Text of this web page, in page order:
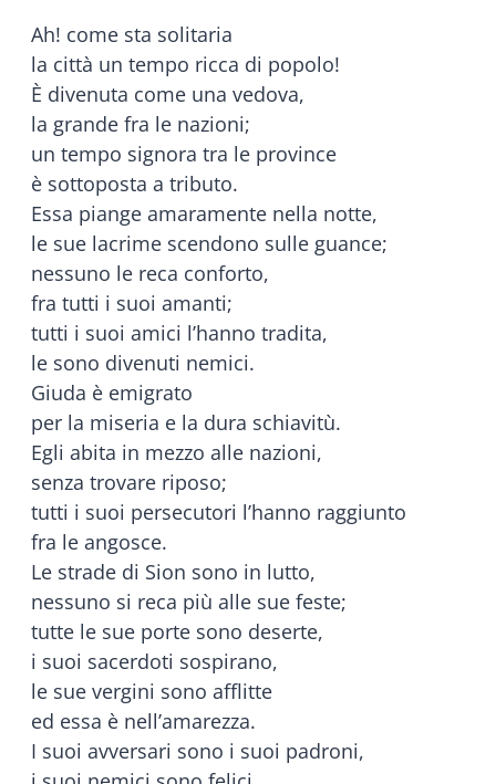
Ah! come sta solitaria
la città un tempo ricca di popolo!
È divenuta come una vedova,
la grande fra le nazioni;
un tempo signora tra le province
è sottoposta a tributo.
Essa piange amaramente nella notte,
le sue lacrime scendono sulle guance;
nessuno le reca conforto,
fra tutti i suoi amanti;
tutti i suoi amici l’hanno tradita,
le sono divenuti nemici.
Giuda è emigrato
per la miseria e la dura schiavitù.
Egli abita in mezzo alle nazioni,
senza trovare riposo;
tutti i suoi persecutori l’hanno raggiunto
fra le angosce.
Le strade di Sion sono in lutto,
nessuno si reca più alle sue feste;
tutte le sue porte sono deserte,
i suoi sacerdoti sospirano,
le sue vergini sono afflitte
ed essa è nell’amarezza.
I suoi avversari sono i suoi padroni,